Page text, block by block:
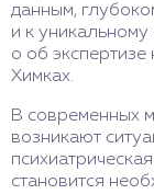
данным,
и к
о об экспертизе
Химках.
В современных
возникают
становится